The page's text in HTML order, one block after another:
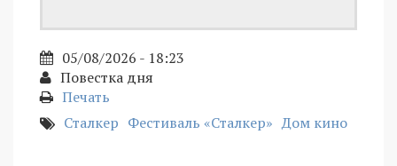
05/08/2026 - 18:23
Повестка дня
Печать
Сталкер Фестиваль «Сталкер» Дом кино